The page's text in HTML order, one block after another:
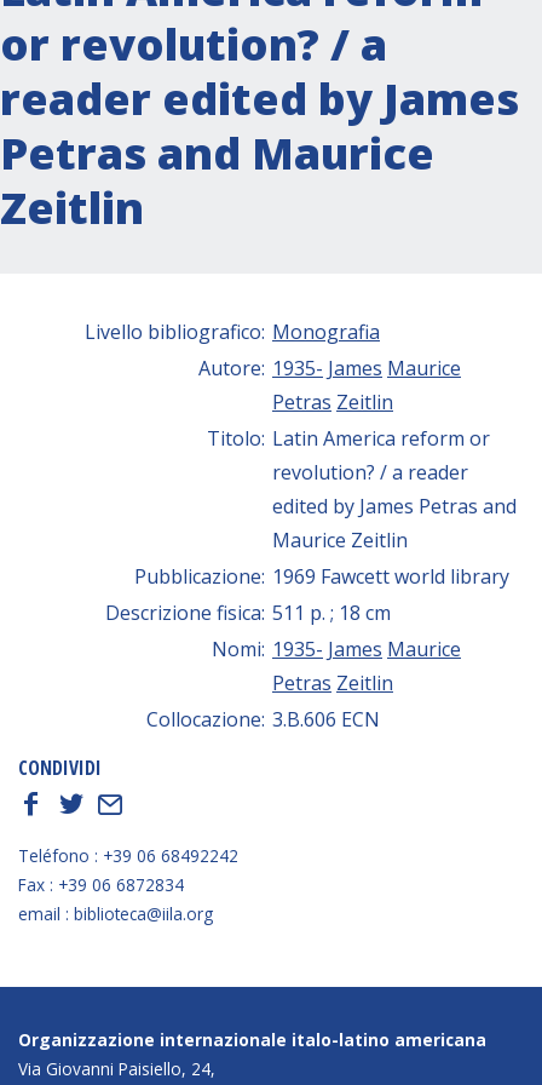
or revolution? / a
reader edited by James
Petras and Maurice
Zeitlin
Livello bibliografico: Monografia
Autore: 1935- James Maurice
Petras Zeitlin
Titolo: Latin America reform or
revolution? / a reader
edited by James Petras and
Maurice Zeitlin
Pubblicazione: 1969 Fawcett world library
Descrizione fisica: 511 p. ; 18 cm
Nomi: 1935- James Maurice
Petras Zeitlin
Collocazione: 3.B.606 ECN
CONDIVIDI
f
t E
Teléfono : +39 06 68492242
Fax : +39 06 6872834
email : biblioteca@iila.org
Organizzazione internazionale italo-latino americana
Via Giovanni Paisiello, 24,